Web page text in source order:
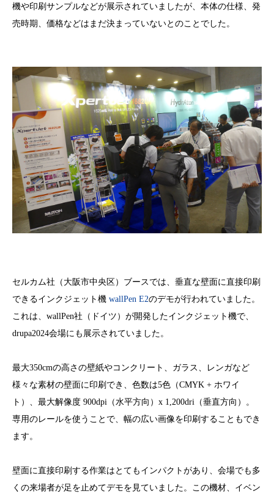
機や印刷サンプルなどが展示されていましたが、本体の仕様、発
売時期、価格などはまだ決まっていないとのことでした。
セルカム社（大阪市中央区）ブースでは、垂直な壁面に直接印刷
できるインクジェット機 wallPen E2のデモが行われていました。
これは、wallPen社（ドイツ）が開発したインクジェット機で、
drupa2024会場にも展示されていました。
最大350cmの高さの壁紙やコンクリート、ガラス、レンガなど
様々な素材の壁面に印刷でき、色数は5色（CMYK + ホワイ
ト）、最大解像度 900dpi（水平方向）x 1,200dri（垂直方向）。
専用のレールを使うことで、幅の広い画像を印刷することもでき
ます。
壁面に直接印刷する作業はとてもインパクトがあり、会場でも多
くの来場者が足を止めてデモを見ていました。この機材、イベン